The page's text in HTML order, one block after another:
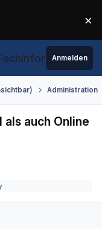
×
Anmelden
Administration
auch Online